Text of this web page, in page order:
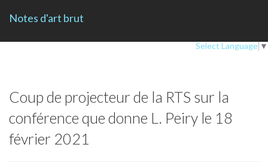
Notes d'art brut
Select Language ▼
Coup de projecteur de la RTS sur la
conférence que donne L. Peiry le 18
février 2021